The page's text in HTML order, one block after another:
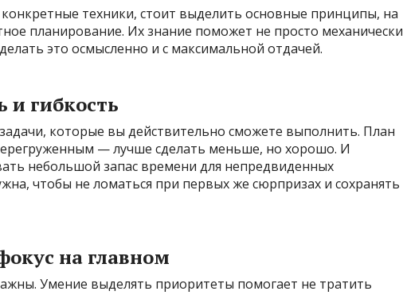
техники, стоит выделить основные принципы, на
планирование. Их знание поможет не просто механически
это осмысленно и с максимальной отдачей.
и гибкость
которые вы действительно сможете выполнить. План
— лучше сделать меньше, но хорошо. И
небольшой запас времени для непредвиденных
чтобы не ломаться при первых же сюрпризах и сохранять
на главном
Умение выделять приоритеты помогает не тратить